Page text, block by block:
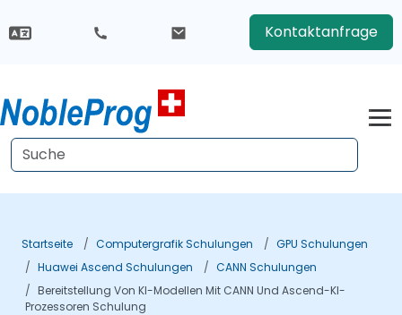
Kontaktanfrage
Startseite Computergrafik Schulungen
GPU Schulungen
Huawei Ascend Schulungen
CANN Schulungen
Bereitstellung Von KI-Modellen Mit CANN Und Ascend-KI-
Prozessoren Schulung